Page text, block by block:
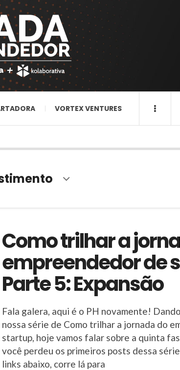
VORTEX VENTURES
Como trilhar a
empreendedor de
Parte 5: Expansão
Fala galera, aqui é o PH novamente!
nossa série de Como trilhar a jornada do
startup, hoje vamos falar sobre a quinta
você perdeu os primeiros posts dessa
links abaixo, corre lá para